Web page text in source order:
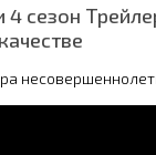
сезон
качестве